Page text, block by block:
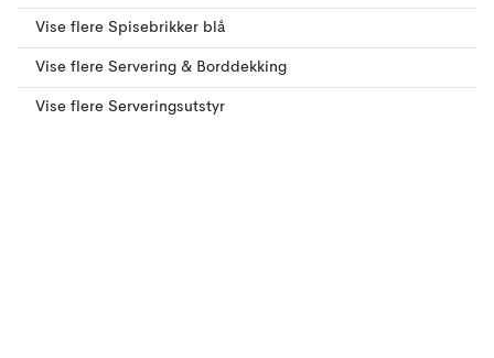
Vise flere Spisebrikker blå
Vise flere Servering & Borddekking
Vise flere Serveringsutstyr